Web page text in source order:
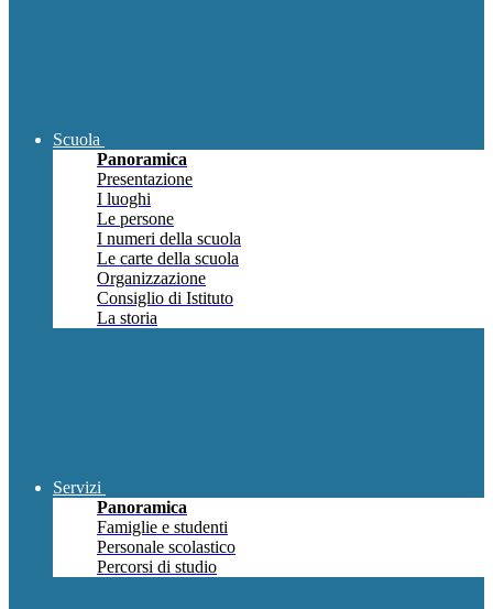
Scuola
Panoramica
Presentazione
I luoghi
Le persone
I numeri della scuola
Le carte della scuola
Organizzazione
Consiglio di Istituto
La storia
Servizi
Panoramica
Famiglie e studenti
Personale scolastico
Percorsi di studio